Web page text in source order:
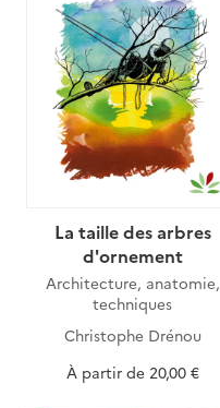
La taille des arbres
d'ornement
Architecture, anatomie,
techniques
Christophe Drénou
À partir de 20,00 €